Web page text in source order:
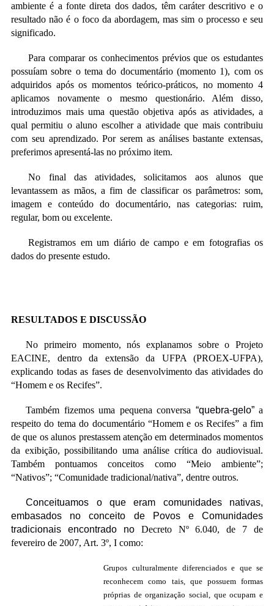
ambiente é a fonte direta dos dados, têm caráter descritivo e o
resultado não é o foco da abordagem, mas sim o processo e seu
significado.
Para comparar os conhecimentos prévios que os estudantes
possuíam sobre o tema do documentário (momento 1), com os
adquiridos após os momentos teórico-práticos, no momento 4
aplicamos novamente o mesmo questionário. Além disso,
introduzimos mais uma questão objetiva após as atividades, a
qual permitiu o aluno escolher a atividade que mais contribuiu
com seu aprendizado. Por serem as análises bastante extensas,
preferimos apresentá-las no próximo item.
No final das atividades, solicitamos aos alunos que
levantassem as mãos, a fim de classificar os parâmetros: som,
imagem e conteúdo do documentário, nas categorias: ruim,
regular, bom ou excelente.
Registramos em um diário de campo e em fotografias os
dados do presente estudo.
RESULTADOS E DISCUSSÃO
No primeiro momento, nós explanamos sobre o Projeto
EACINE, dentro da extensão da UFPA (PROEX-UFPA),
explicando todas as fases de desenvolvimento das atividades do
“Homem e os Recifes”.
Também fizemos uma pequena conversa “quebra-gelo” a
respeito do tema do documentário “Homem e os Recifes” a fim
de que os alunos prestassem atenção em determinados momentos
da exibição, possibilitando uma análise crítica do audiovisual.
Também pontuamos conceitos como “Meio ambiente”;
“Nativos”; “Comunidade tradicional/nativa”, dentre outros.
Conceituamos o que eram comunidades nativas,
embasados no conceito de Povos e Comunidades
tradicionais encontrado no Decreto Nº 6.040, de 7 de
fevereiro de 2007, Art. 3º, I como:
Grupos culturalmente diferenciados e que se
reconhecem como tais, que possuem formas
próprias de organização social, que ocupam e